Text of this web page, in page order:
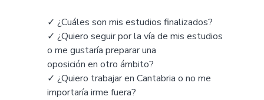
✓ ¿Cuáles son mis estudios finalizados?
✓ ¿Quiero seguir por la vía de mis estudios
o me gustaría preparar una
oposición en otro ámbito?
✓ ¿Quiero trabajar en Cantabria o no me
importaría irme fuera?